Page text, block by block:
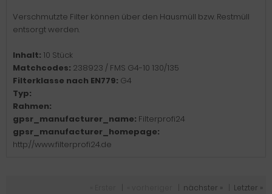
Verschmutzte Filter können über den Hausmüll bzw. Restmüll
entsorgt werden.
Inhalt: 10 Stück
Matchcodes: 238923 / FMS G4-10 130/135
Filterklasse nach EN779: G4
Typ:
Rahmen:
gpsr_manufacturer_name: Filterprofi24
gpsr_manufacturer_homepage:
http://www.filterprofi24.de
nächster » Letzter »